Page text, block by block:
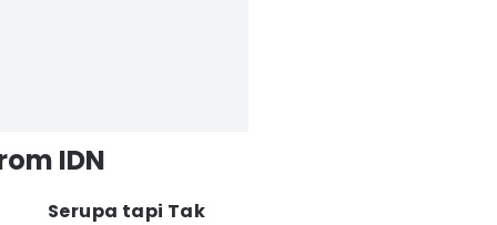
IDN
Serupa tapi Tak